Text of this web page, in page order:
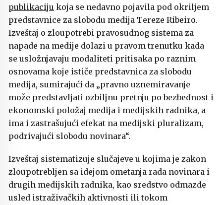
publikaciju koja se nedavno pojavila pod okriljem
predstavnice za slobodu medija Tereze Ribeiro.
Izveštaj o zloupotrebi pravosudnog sistema za
napade na medije dolazi u pravom trenutku kada
se usložnjavaju modaliteti pritisaka po raznim
osnovama koje ističe predstavnica za slobodu
medija, sumirajući da „pravno uznemiravanje
može predstavljati ozbiljnu pretnju po bezbednost i
ekonomski položaj medija i medijskih radnika, a
ima i zastrašujući efekat na medijski pluralizam,
podrivajući slobodu novinara“.
Izveštaj sistematizuje slučajeve u kojima je zakon
zloupotrebljen sa idejom ometanja rada novinara i
drugih medijskih radnika, kao sredstvo odmazde
usled istraživačkih aktivnosti ili tokom